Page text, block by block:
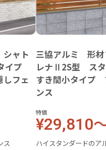
ャト
イプ
フェ
ス
三協アルミ 形
レナⅡ2S型 ス
すき間小タイプ
ンス
特価
¥29,810
ハイスタンダードのア